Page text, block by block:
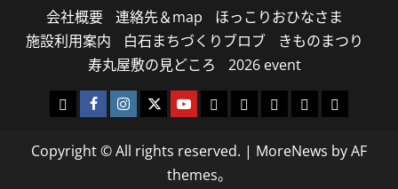
会社概要 連絡先＆map
ほっこりおひなさま
施設利用案内
白石まちづくりブロブ
きものまつり
寿丸屋敷の見どころ
2026 event
白
ま
Facebook
石
Instagram
丸
Twitter
丸
Youtube
寿
屋
敷
白
和
Eventsyuuriyou
2026
Copyright © All rights reserved. | MoreNews by AF
themes。